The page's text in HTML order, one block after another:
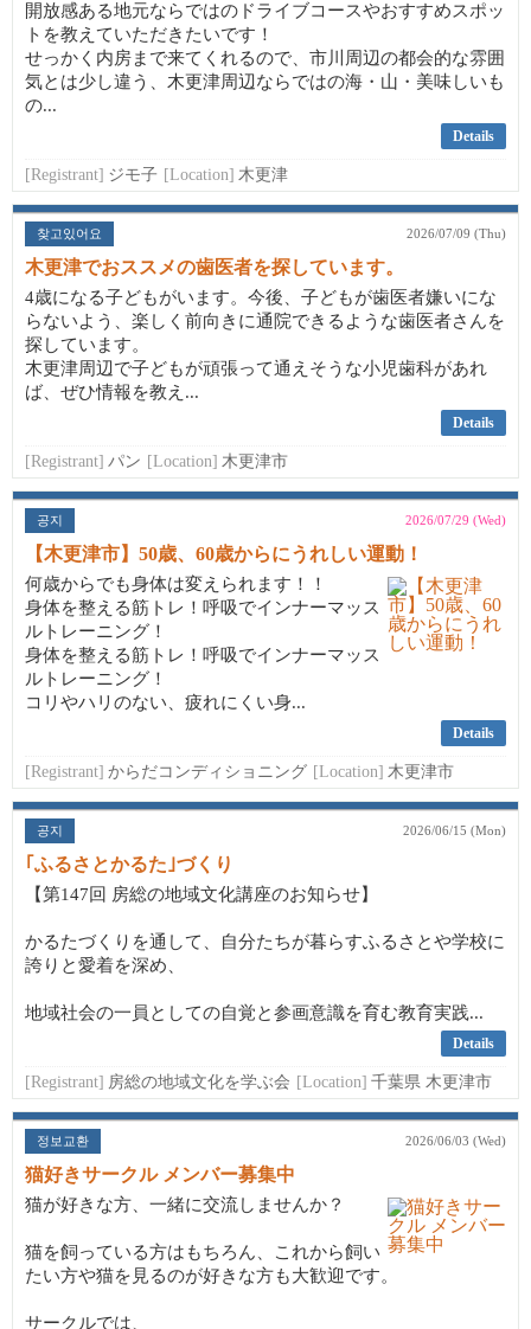
開放感ある地元ならではのドライブコースやおすすめスポッ
トを教えていただきたいです！
せっかく内房まで来てくれるので、市川周辺の都会的な雰囲
気とは少し違う、木更津周辺ならではの海・山・美味しいも
の...
Details
[Registrant] ジモ子 [Location] 木更津
찾고있어요 2026/07/09 (Thu)
木更津でおススメの歯医者を探しています。
4歳になる子どもがいます。今後、子どもが歯医者嫌いにな
らないよう、楽しく前向きに通院できるような歯医者さんを
探しています。
木更津周辺で子どもが頑張って通えそうな小児歯科があれ
ば、ぜひ情報を教え...
Details
[Registrant] パン [Location] 木更津市
공지 2026/07/29 (Wed)
【木更津市】50歳、60歳からにうれしい運動！
何歳からでも身体は変えられます！！
身体を整える筋トレ！呼吸でインナーマッス
ルトレーニング！
身体を整える筋トレ！呼吸でインナーマッス
ルトレーニング！
コリやハリのない、疲れにくい身...
Details
[Registrant] からだコンディショニング [Location] 木更津市
공지 2026/06/15 (Mon)
｢ふるさとかるた｣づくり
【第147回 房総の地域文化講座のお知らせ】
かるたづくりを通して、自分たちが暮らすふるさとや学校に
誇りと愛着を深め、
地域社会の一員としての自覚と参画意識を育む教育実践...
Details
[Registrant] 房総の地域文化を学ぶ会 [Location] 千葉県 木更津市
정보교환 2026/06/03 (Wed)
猫好きサークル メンバー募集中
猫が好きな方、一緒に交流しませんか？
猫を飼っている方はもちろん、これから飼い
たい方や猫を見るのが好きな方も大歓迎です。
サークルでは、